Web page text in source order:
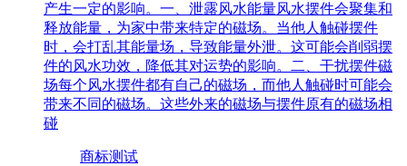
产生一定的影响。一、泄露风水能量风水摆件会聚集和
释放能量，为家中带来特定的磁场。当他人触碰摆件
时，会打乱其能量场，导致能量外泄。这可能会削弱摆
件的风水功效，降低其对运势的影响。二、干扰摆件磁
场每个风水摆件都有自己的磁场，而他人触碰时可能会
带来不同的磁场。这些外来的磁场与摆件原有的磁场相
碰
商标测试